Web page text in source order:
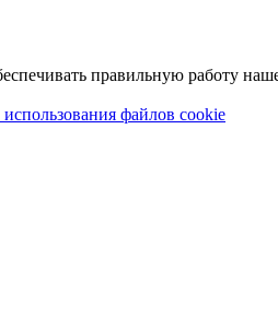
правильную работу
файлов cookie